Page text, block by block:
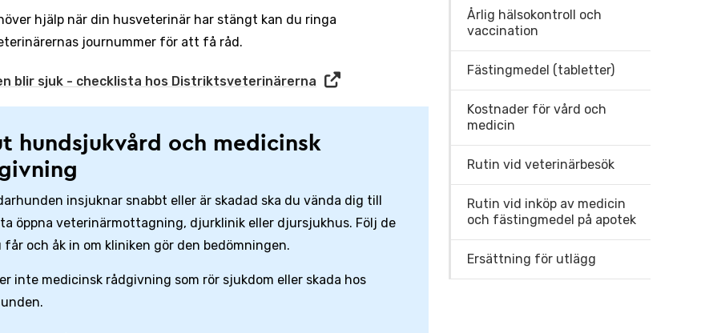
hjälp när din husveterinär har stängt kan du ringa
journummer för att få råd.
blir sjuk - checklista hos Distriktsveterinärerna
hundsjukvård och medicinsk
insjuknar snabbt eller är skadad ska du vända dig till
öppna veterinärmottagning, djurklinik eller djursjukhus. Följ de
får och åk in om kliniken gör den bedömningen.
inte medicinsk rådgivning som rör sjukdom eller skada hos
Årlig hälsokontroll och
vaccination
Fästingmedel (tabletter)
Kostnader för vård och
medicin
Rutin vid veterinärbesök
Rutin vid inköp av medicin
och fästingmedel på apotek
Ersättning för utlägg